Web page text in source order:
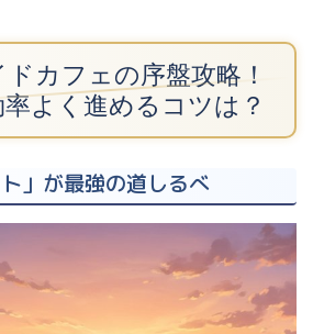
カフェの序盤攻略！
よく進めるコツは？
」が最強の道しるべ